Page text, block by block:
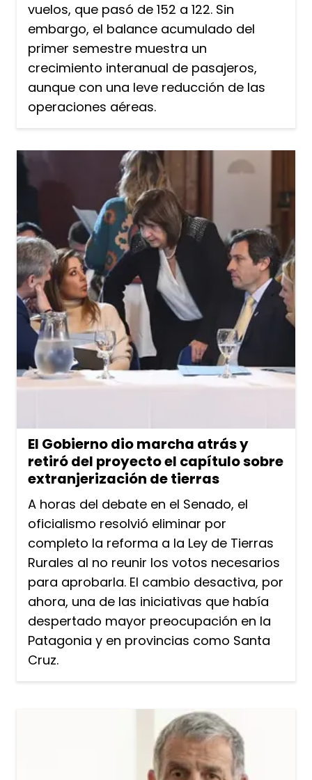
vuelos, que pasó de 152 a 122. Sin
embargo, el balance acumulado del
primer semestre muestra un
crecimiento interanual de pasajeros,
aunque con una leve reducción de las
operaciones aéreas.
El Gobierno dio marcha atrás y
retiró del proyecto el capítulo sobre
extranjerización de tierras
A horas del debate en el Senado, el
oficialismo resolvió eliminar por
completo la reforma a la Ley de Tierras
Rurales al no reunir los votos necesarios
para aprobarla. El cambio desactiva, por
ahora, una de las iniciativas que había
despertado mayor preocupación en la
Patagonia y en provincias como Santa
Cruz.